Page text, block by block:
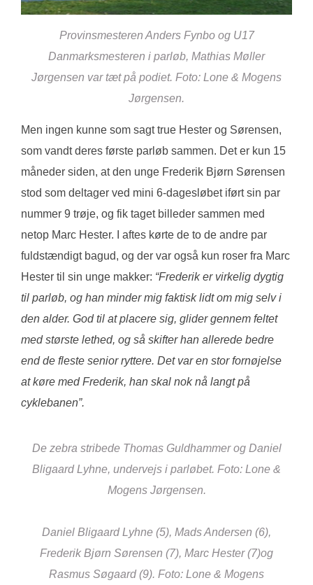
Provinsmesteren Anders Fynbo og U17
Danmarksmesteren i parløb, Mathias Møller
Jørgensen var tæt på podiet. Foto: Lone & Mogens
Jørgensen.
Men ingen kunne som sagt true Hester og Sørensen,
som vandt deres første parløb sammen. Det er kun 15
måneder siden, at den unge Frederik Bjørn Sørensen
stod som deltager ved mini 6-dagesløbet iført sin par
nummer 9 trøje, og fik taget billeder sammen med
netop Marc Hester. I aftes kørte de to de andre par
fuldstændigt bagud, og der var også kun roser fra Marc
Hester til sin unge makker: “Frederik er virkelig dygtig
til parløb, og han minder mig faktisk lidt om mig selv i
den alder. God til at placere sig, glider gennem feltet
med største lethed, og så skifter han allerede bedre
end de fleste senior ryttere. Det var en stor fornøjelse
at køre med Frederik, han skal nok nå langt på
cyklebanen”.
De zebra stribede Thomas Guldhammer og Daniel
Bligaard Lyhne, undervejs i parløbet. Foto: Lone &
Mogens Jørgensen.
Daniel Bligaard Lyhne (5), Mads Andersen (6),
Frederik Bjørn Sørensen (7), Marc Hester (7)og
Rasmus Søgaard (9). Foto: Lone & Mogens